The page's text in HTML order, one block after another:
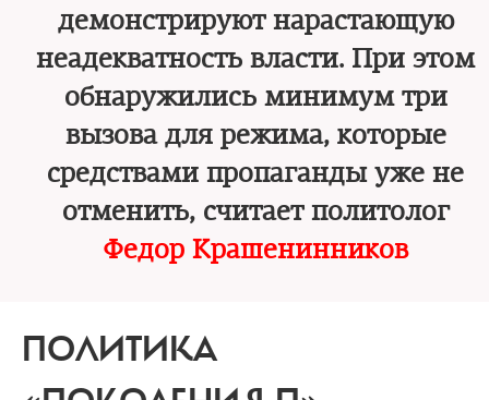
демонстрируют нарастающую
неадекватность власти. При этом
обнаружились минимум три
вызова для режима, которые
средствами пропаганды уже не
отменить, считает политолог
Федор Крашенинников
ПОЛИТИКА